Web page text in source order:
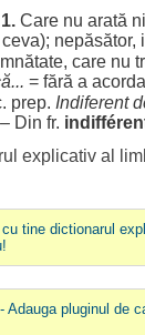
1.Care nu arată
nepăsător,
, care nu
... = fără a acorda
. prep. Indiferent
Din fr.
explicativ al
tine dictionarul
- Adauga pluginul de